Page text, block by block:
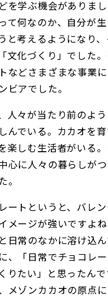
を学ぶ機会がありまし
て何なのか、自分が
と考えるようになり
文化づくり」でした
などさまざまな事業
ビアでした。
人々が当たり前のよ
んでいる。カカオを
楽しむ生活者がいる。
心に人々の暮らしが
。
ートというと、バレ
メージが強いですよ
日常のなかに溶け込
、「日常でチョコレ
りたい」と思ったん
メゾンカカオの原点